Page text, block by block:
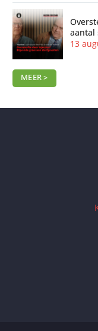
aantal
13
MEER >